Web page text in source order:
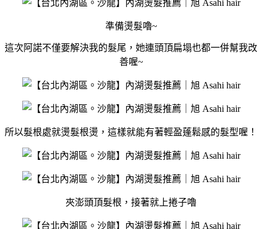
準備燙髮嚕~
這次阿諾不僅要解決我的髮尾，她連頭頂扁塌也都一併幫我改
善喔~
所以髮根處就燙髮根燙，這樣就能有著輕盈蓬鬆感的髮型喔！
夾澎頭頂髮根，接著就上捲子嚕